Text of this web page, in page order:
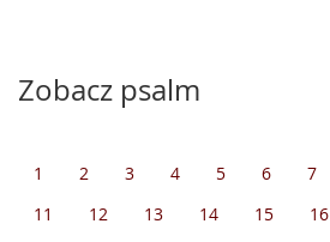
Zobacz psalm
1 2 3 4 5 6 7
11
12 13 14 15 16